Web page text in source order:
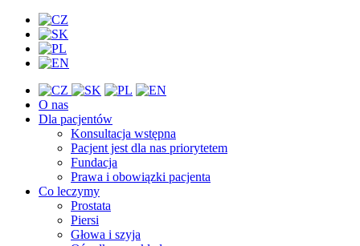
O nas
Dla pacjentów
Konsultacja wstępna
Pacjent jest dla nas priorytetem
Fundacja
Prawa i obowiązki pacjenta
Co leczymy
Prostata
Piersi
Głowa i szyja